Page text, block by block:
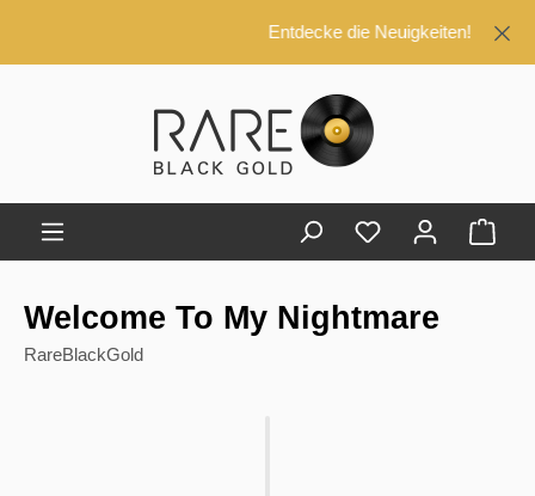
Entdecke die Neuigkeiten!
Welcome To My Nightmare
RareBlackGold